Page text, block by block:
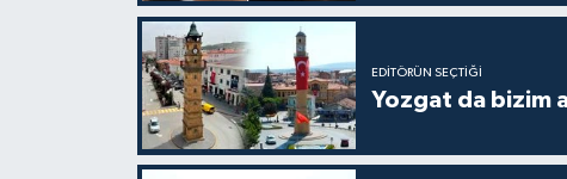
EDITÖRÜN SEÇTIĞI
Yozgat da bizim